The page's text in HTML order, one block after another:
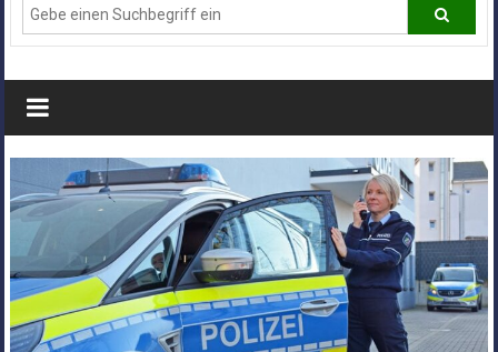
Deiner
Stadt
Monheim